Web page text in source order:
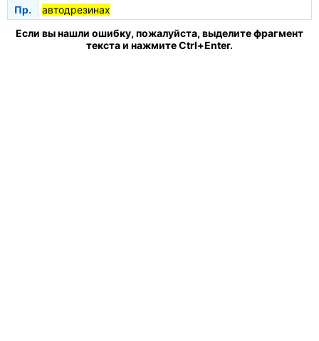
Пр.
автодрезинах
Если вы нашли ошибку, пожалуйста, выделите фрагмент
текста и нажмите Ctrl+Enter.